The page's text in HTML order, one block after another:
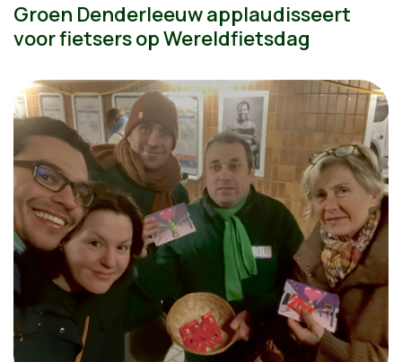
Groen Denderleeuw applaudisseert
voor fietsers op Wereldfietsdag